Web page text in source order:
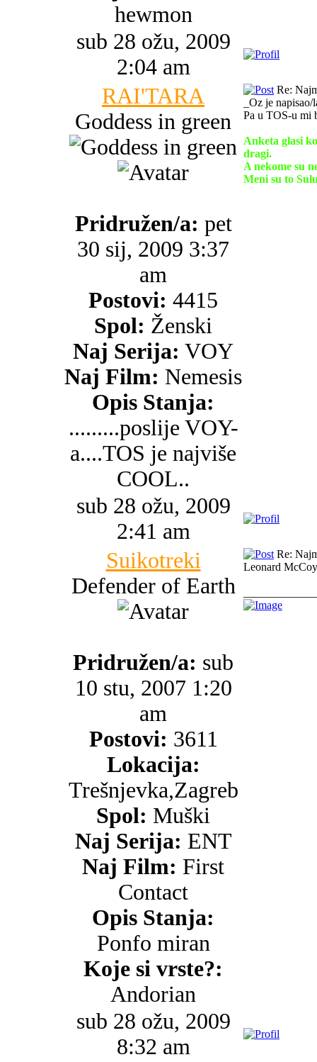
hewmon
sub 28 ožu, 2009
2:04 am
RAI'TARA
Goddess in green
Pridružen/a: pet
30 sij, 2009 3:37
am
Postovi: 4415
Spol: Ženski
Naj Serija: VOY
Naj Film: Nemesis
Opis Stanja:
.........poslije VOY-
a....TOS je najviše
COOL..
Re:
_Oz je napisao/
Pa u TOS-u mi
Anketa glasi
dragi.
A nekome su
Meni su to
sub 28 ožu, 2009
2:41 am
Suikotreki
Defender of Earth
Pridružen/a: sub
10 stu, 2007 1:20
am
Postovi: 3611
Lokacija:
Trešnjevka,Zagreb
Spol: Muški
Naj Serija: ENT
Naj Film: First
Contact
Opis Stanja:
Ponfo miran
Koje si vrste?:
Andorian
Re:
Leonard
sub 28 ožu, 2009
8:32 am